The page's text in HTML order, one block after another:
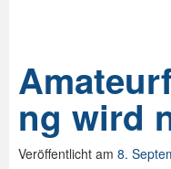
ng wird
Veröffentlicht am 8.